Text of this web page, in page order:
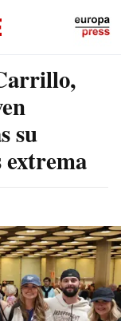
su
extrema